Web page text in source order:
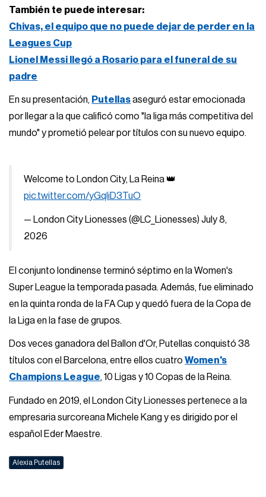
También te puede interesar:
Chivas, el equipo que no puede dejar de perder en la
Leagues Cup
Lionel Messi llegó a Rosario para el funeral de su
padre
En su presentación, Putellasaseguró estar emocionada
por llegar a la que calificó como "la liga más competitiva del
mundo" y prometió pelear por títulos con su nuevo equipo.
Welcome to London City, La Reina 👑
pic.twitter.com/yGqIiD3TuO
— London City Lionesses (@LC_Lionesses)July 8,
2026
El conjunto londinense terminó séptimo en la Women's
Super League la temporada pasada. Además, fue eliminado
en la quinta ronda de la FA Cup y quedó fuera de la Copa de
la Liga en la fase de grupos.
Dos veces ganadora del Ballon d'Or, Putellas conquistó 38
títulos con el Barcelona, entre ellos cuatroWomen's
Champions League, 10 Ligas y 10 Copas de la Reina.
Fundado en 2019, el London City Lionesses pertenece a la
empresaria surcoreana Michele Kang y es dirigido por el
español Eder Maestre.
Alexia Putellas